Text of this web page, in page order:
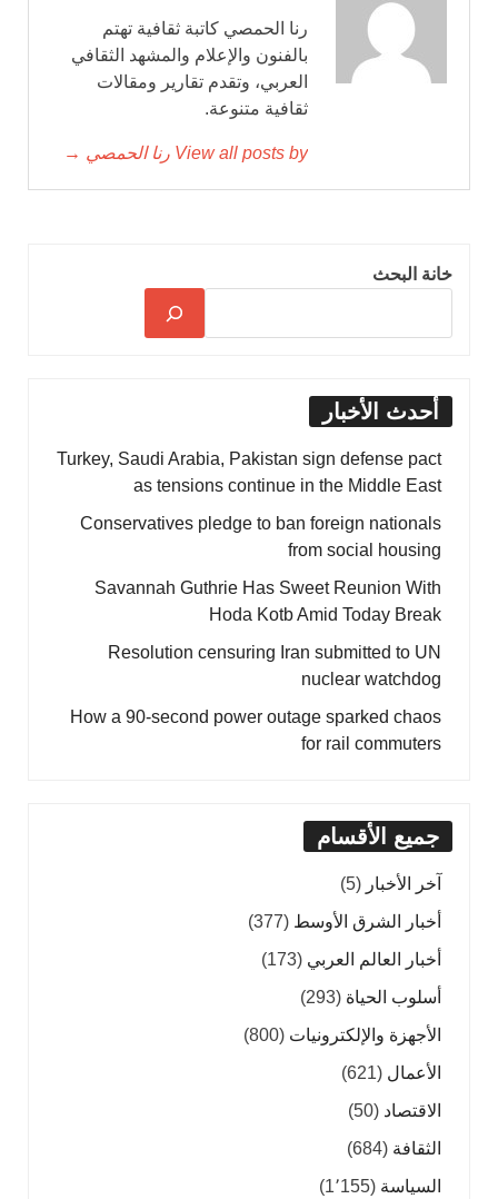
رنا الحمصي كاتبة ثقافية تهتم
بالفنون والإعلام والمشهد الثقافي
العربي، وتقدم تقارير ومقالات
ثقافية متنوعة.
View all posts by رنا الحمصي →
خانة البحث
أحدث الأخبار
Turkey, Saudi Arabia, Pakistan sign defense pact
as tensions continue in the Middle East
Conservatives pledge to ban foreign nationals
from social housing
Savannah Guthrie Has Sweet Reunion With
Hoda Kotb Amid Today Break
Resolution censuring Iran submitted to UN
nuclear watchdog
How a 90-second power outage sparked chaos
for rail commuters
جميع الأقسام
آخر الأخبار (5)
أخبار الشرق الأوسط (377)
أخبار العالم العربي (173)
أسلوب الحياة (293)
الأجهزة والإلكترونيات (800)
الأعمال (621)
الاقتصاد (50)
الثقافة (684)
السياسة (1٬155)